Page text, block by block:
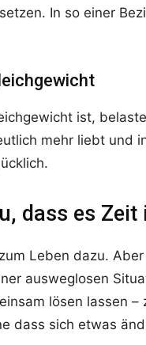
In so einer
ist,
mehr liebt und
dass es Zeit
Leben dazu.
ausweglosen
lösen lassen
dass sich etwas